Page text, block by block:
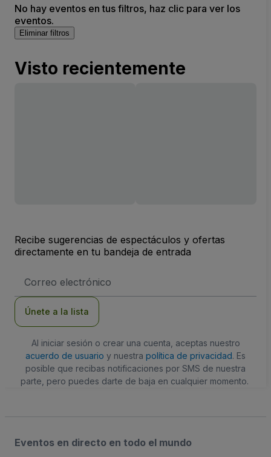
No hay eventos en tus filtros, haz clic para ver los
eventos.
Eliminar filtros
Visto recientemente
Recibe sugerencias de espectáculos y ofertas
directamente en tu bandeja de entrada
de
Únete a la lista
Al iniciar sesión o crear una cuenta, aceptas nuestro
acuerdo de usuario y nuestra política de privacidad. Es
posible que recibas notificaciones por SMS de nuestra
parte, pero puedes darte de baja en cualquier momento.
Eventos en directo en todo el mundo